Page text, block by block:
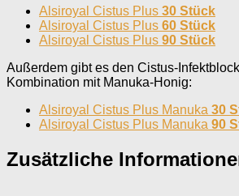
Alsiroyal Cistus Plus 30 Stück
Alsiroyal Cistus Plus 60 Stück
Alsiroyal Cistus Plus 90 Stück
Außerdem gibt es den Cistus-
Kombination mit Manuka-Honig:
Alsiroyal Cistus Plus Manuka 30
Alsiroyal Cistus Plus Manuka 90
Zusätzliche